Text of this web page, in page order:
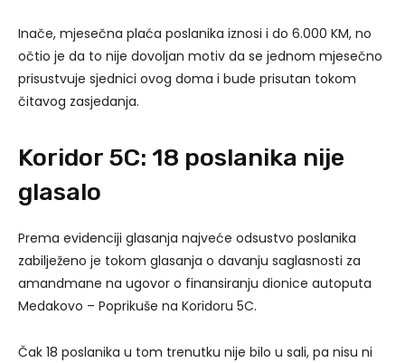
Inače, mjesečna plaća poslanika iznosi i do 6.000 KM, no
očtio je da to nije dovoljan motiv da se jednom mjesečno
prisustvuje sjednici ovog doma i bude prisutan tokom
čitavog zasjedanja.
Koridor 5C: 18 poslanika nije
glasalo
Prema evidenciji glasanja najveće odsustvo poslanika
zabilježeno je tokom glasanja o davanju saglasnosti za
amandmane na ugovor o finansiranju dionice autoputa
Medakovo – Poprikuše na Koridoru 5C.
Čak 18 poslanika u tom trenutku nije bilo u sali, pa nisu ni